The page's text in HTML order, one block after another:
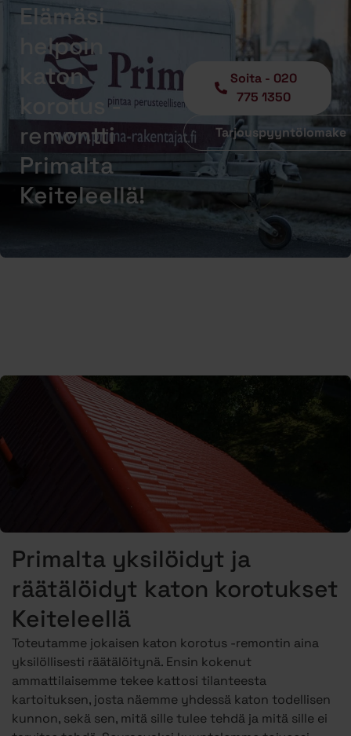
Elämäsi
helpoin
katon
korotus -
remontti
Primalta
Keiteleellä!
Soita - 020
775 1350
Tarjouspyyntölomake
Primalta yksilöidyt ja
räätälöidyt katon korotukset
Keiteleellä
Toteutamme jokaisen katon korotus -remontin aina
yksilöllisesti räätälöitynä. Ensin kokenut
ammattilaisemme tekee kattosi tilanteesta
kartoituksen, josta näemme yhdessä katon todellisen
kunnon, sekä sen, mitä sille tulee tehdä ja mitä sille ei